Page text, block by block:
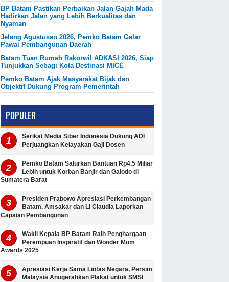
BP Batam Pastikan Perbaikan Jalan Gajah Mada
Hadirkan Jalan yang Lebih Berkualitas dan
Nyaman
Jelang Agustusan 2026, Pemko Batam Gelar
Pawai Pembangunan Daerah
Batam Tuan Rumah Rakorwil ADKASI 2026, Siap
Tunjukkan Sebagi Kota Destinasi MICE
Pemko Batam Ajak Masyarakat Bijak dan
Objektif Dukung Program Pemerintah
POPULER
Serikat Media Siber Indonesia Dukung ADI
Perjuangkan Kelayakan Gaji Dosen
Pemko Batam Salurkan Bantuan Rp4,5 Miliar
Lebih untuk Korban Banjir dan Galodo di
Sumatera Barat
Presiden Prabowo Apresiasi Perkembangan
Batam, Amsakar dan Li Claudia Laporkan
Capaian Pembangunan
Wakil Kepala BP Batam Raih Penghargaan
Perempuan Inspiratif dan Wonder Mom
Awards 2025
Apresiasi Kerja Sama Lintas Negara, Persim
Malaysia Anugerahkan Plakat untuk SMSI